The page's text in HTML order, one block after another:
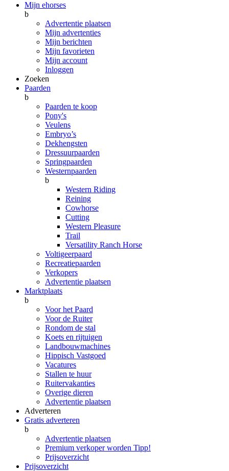
Mijn ehorses
b
Advertentie plaatsen
Mijn advertenties
Mijn berichten
Mijn favorieten
Mijn account
Inloggen
Zoeken
Paarden
b
Paarden te koop
Pony's
Veulens
Embryo’s
Dekhengsten
Dressuurpaarden
Springpaarden
Westernpaarden
b
Western Riding
Reining
Cowhorse
Cutting
Western Pleasure
Trail
Versatility Ranch Horse
Voltigeerpaard
Recreatiepaarden
Verkopers
Advertentie plaatsen
Marktplaats
b
Voor het Paard
Voor de Ruiter
Rondom de stal
Koets en rijtuigen
Landbouwmachines
Hippisch Vastgoed
Vacatures
Stallen te huur
Ruitervakanties
Overige dieren
Advertentie plaatsen
Adverteren
Gratis adverteren
b
Advertentie plaatsen
Premium verkoper worden Tipp!
Prijsoverzicht
Prijsoverzicht